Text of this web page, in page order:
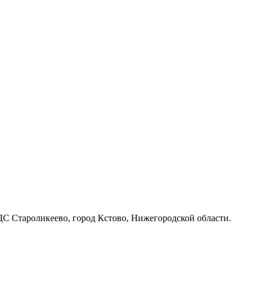
город Кстово, Нижегородской области.